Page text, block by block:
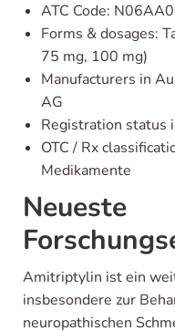
ATC Code:
Forms & dosages:
75 mg, 100 mg)
Manufacturers in
AG
Registration status
OTC / Rx
Medikamente
Neueste
Amitriptylin ist ein
insbesondere zur
neuropathischen